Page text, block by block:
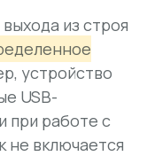
из строя
устройство
USB-
при работе с
не включается